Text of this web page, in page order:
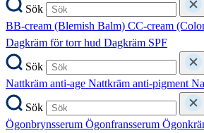
Sök
BB-cream (Blemish Balm) CC-cream
Dagkräm för torr hud Dagkräm SPF
Sök
Nattkräm anti-age Nattkräm anti-pigment
Sök
Ögonbrynsserum Ögonfransserum